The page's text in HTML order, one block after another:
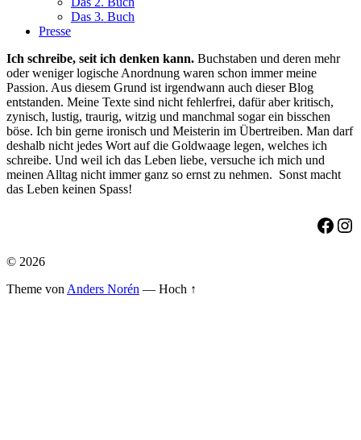
Das 3. Buch
Presse
Ich schreibe, seit ich denken kann. Buchstaben und deren mehr
oder weniger logische Anordnung waren schon immer meine
Passion. Aus diesem Grund ist irgendwann auch dieser Blog
entstanden. Meine Texte sind nicht fehlerfrei, dafür aber kritisch,
zynisch, lustig, traurig, witzig und manchmal sogar ein bisschen
böse. Ich bin gerne ironisch und Meisterin im Übertreiben. Man darf
deshalb nicht jedes Wort auf die Goldwaage legen, welches ich
schreibe. Und weil ich das Leben liebe, versuche ich mich und
meinen Alltag nicht immer ganz so ernst zu nehmen. Sonst macht
das Leben keinen Spass!
© 2026
Theme von Anders Norén — Hoch ↑